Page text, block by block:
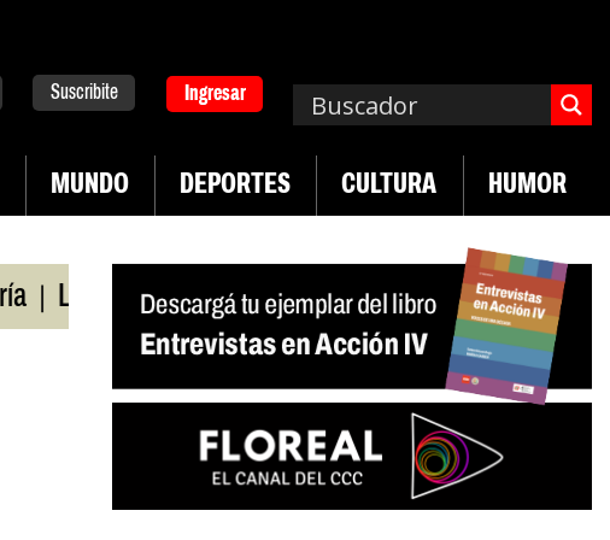
Suscribite Ingresar
MUNDO DEPORTES CULTURA HUMOR
La Pampa. Emergencia en salud mental | Los 43